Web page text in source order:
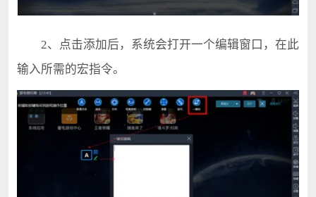
2、点击添加后，系统会打开一个编辑窗口，在此
输入所需的宏指令。